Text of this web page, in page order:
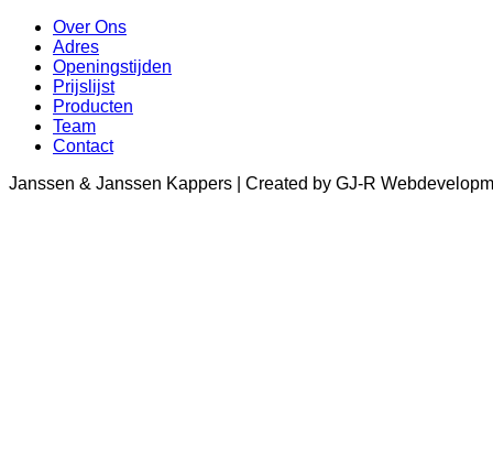
Over Ons
Adres
Openingstijden
Prijslijst
Producten
Team
Contact
Janssen & Janssen Kappers | Created by GJ-R